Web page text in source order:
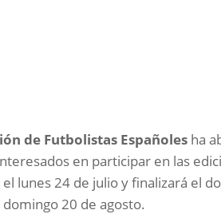
de Futbolistas Españoles ha
en participar en las
lunes 24 de julio y finalizará el
20 de agosto.